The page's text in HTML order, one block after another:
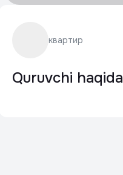
квартир
Quruvchi haqida